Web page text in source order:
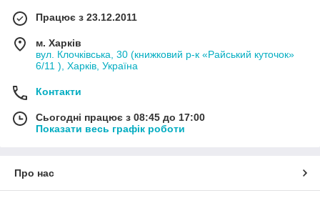
Працює з 23.12.2011
м. Харків
вул. Клочківська, 30 (книжковий р-к «Райський куточок»
6/11 ), Харків, Україна
Контакти
Сьогодні працює з 08:45 до 17:00
Показати весь графік роботи
Про нас